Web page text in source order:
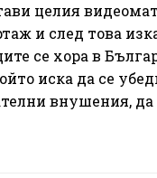
целия
и след това
се хора в
иска да се
внушения,